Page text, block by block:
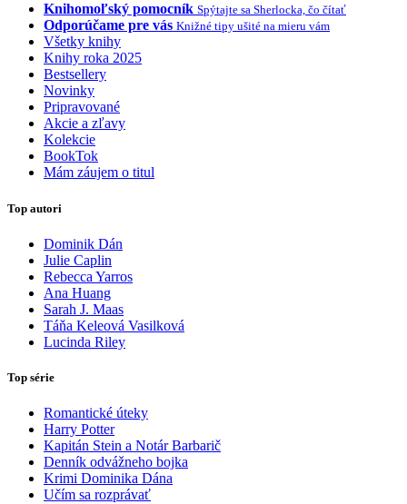
Knihomoľský pomocník Spýtajte sa Sherlocka, čo čítať
Odporúčame pre vás Knižné tipy ušité na mieru vám
Všetky knihy
Knihy roka 2025
Bestsellery
Novinky
Pripravované
Akcie a zľavy
Kolekcie
BookTok
Mám záujem o titul
Top autori
Dominik Dán
Julie Caplin
Rebecca Yarros
Ana Huang
Sarah J. Maas
Táňa Keleová Vasilková
Lucinda Riley
Top série
Romantické úteky
Harry Potter
Kapitán Stein a Notár Barbarič
Denník odvážneho bojka
Krimi Dominika Dána
Učím sa rozprávať